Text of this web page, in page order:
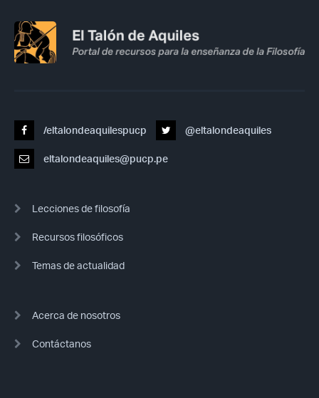
/eltalondeaquilespucp @eltalondeaquiles
eltalondeaquiles@pucp.pe
Lecciones de filosofía
Recursos filosóficos
Temas de actualidad
Acerca de nosotros
Contáctanos